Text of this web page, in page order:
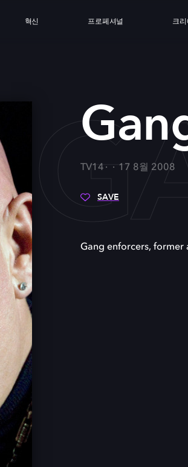
혁신 프로페셔널 크리
TV14 17 8월 2008
SAVE
Gang enforcers, former